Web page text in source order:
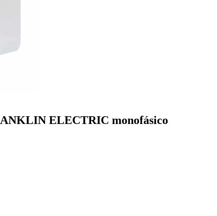
ELECTRIC monofásico